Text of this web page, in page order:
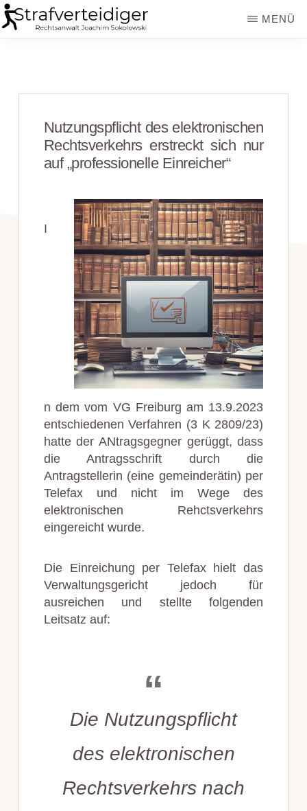
Zum
Inhalt
Zur
Seitenspalte
STRAFVERTEIDIGER
Sozialrecht
MENÜ
Nutzungspflicht des elektronischen
Rechtsverkehrs erstreckt sich nur
auf „professionelle Einreicher“
I
n dem vom VG Freiburg am 13.9.2023
entschiedenen Verfahren (3 K 2809/23)
hatte der ANtragsgegner gerüggt, dass
die Antragsschrift durch die
Antragstellerin (eine gemeinderätin) per
Telefax und nicht im Wege des
elektronischen Rehctsverkehrs
eingereicht wurde.
Die Einreichung per Telefax hielt das
Verwaltungsgericht jedoch für
ausreichen und stellte folgenden
Leitsatz auf:
Die Nutzungspflicht
des elektronischen
Rechtsverkehrs nach